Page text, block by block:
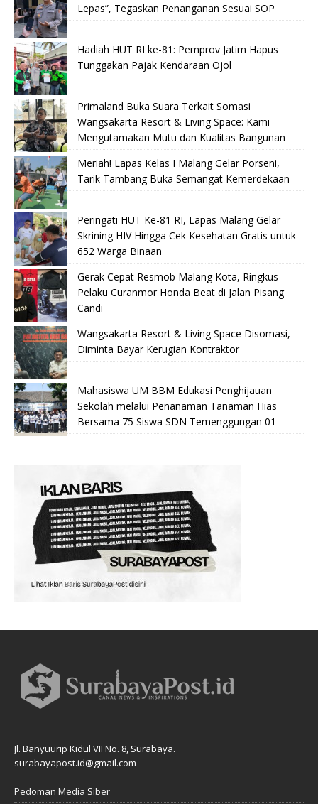
Lepas”, Tegaskan Penanganan Sesuai SOP
Hadiah HUT RI ke-81: Pemprov Jatim Hapus
Tunggakan Pajak Kendaraan Ojol
Primaland Buka Suara Terkait Somasi
Wangsakarta Resort & Living Space: Kami
Mengutamakan Mutu dan Kualitas Bangunan
Meriah! Lapas Kelas I Malang Gelar Porseni,
Tarik Tambang Buka Semangat Kemerdekaan
Peringati HUT Ke-81 RI, Lapas Malang Gelar
Skrining HIV Hingga Cek Kesehatan Gratis untuk
652 Warga Binaan
Gerak Cepat Resmob Malang Kota, Ringkus
Pelaku Curanmor Honda Beat di Jalan Pisang
Candi
Wangsakarta Resort & Living Space Disomasi,
Diminta Bayar Kerugian Kontraktor
Mahasiswa UM BBM Edukasi Penghijauan
Sekolah melalui Penanaman Tanaman Hias
Bersama 75 Siswa SDN Temenggungan 01
Jl. Banyuurip Kidul VII No. 8, Surabaya.
surabayapost.id@gmail.com
Pedoman Media Siber